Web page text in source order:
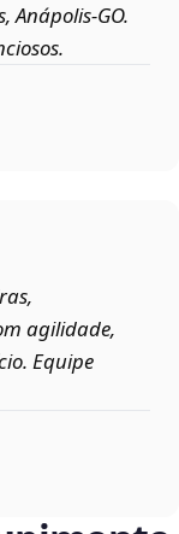
agilidade,
Equipe